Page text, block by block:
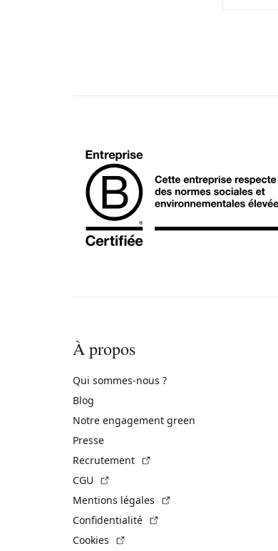
À propos
Qui sommes-nous ?
Blog
Notre engagement green
Presse
Recrutement
CGU
Mentions légales
Confidentialité
Cookies